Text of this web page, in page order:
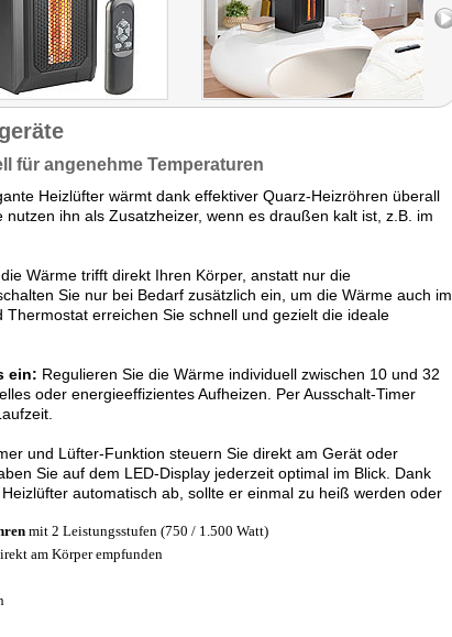
für angenehme Temperaturen
Heizlüfter wärmt dank effektiver Quarz-Heizröhren überall
ihn als Zusatzheizer, wenn es draußen kalt ist, z.B. im
Wärme trifft direkt Ihren Körper, anstatt nur die
Sie nur bei Bedarf zusätzlich ein, um die Wärme auch im
erreichen Sie schnell und gezielt die ideale
ein: Regulieren Sie die Wärme individuell zwischen 10 und 32
oder energieeffizientes Aufheizen. Per Ausschalt-Timer
und Lüfter-Funktion steuern Sie direkt am Gerät oder
Sie auf dem LED-Display jederzeit optimal im Blick. Dank
automatisch ab, sollte er einmal zu heiß werden oder
mit 2 Leistungsstufen (750 / 1.500 Watt)
am Körper empfunden